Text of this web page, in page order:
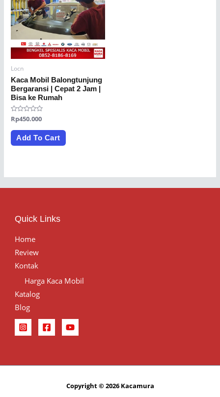
Locn
Kaca Mobil Balongtunjung
Bergaransi | Cepat 2 Jam |
Bisa ke Rumah
Rated
0
out
Rp450.000
Add To Cart
Quick Links
Home
Review
Kontak
Harga Kaca Mobil
Katalog
Blog
Copyright © 2026 Kacamura